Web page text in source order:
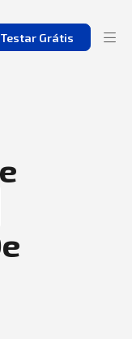
Testar Grátis